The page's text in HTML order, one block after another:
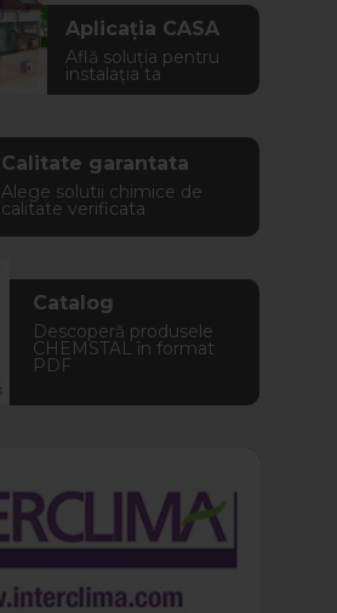
Aplicația CASA
Află soluția pentru
instalația ta
Calitate garantata
Alege solutii chimice de
calitate verificata
Catalog
Descoperă produsele
CHEMSTAL în format
PDF